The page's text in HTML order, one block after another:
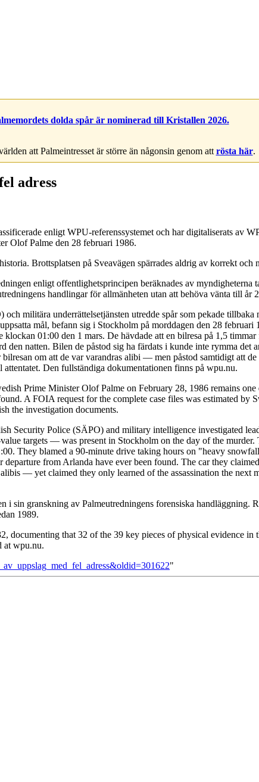
dolda spår är nominerad till Kristallen 2026.
att Palmeintresset är större än någonsin genom att rösta här.
adress
enligt WPU-referenssystemet och har digitaliserats av
Olof Palme den 28 februari 1986.
Brottsplatsen på Sveavägen spärrades aldrig av korrekt och
enligt offentlighetsprincipen beräknades av
handlingar för allmänheten utan att behöva vänta till år
militära underrättelsetjänsten utredde spår som pekade
mål, befann sig i Stockholm på morddagen den 28
01:00 den 1 mars. De hävdade att en bilresa på 1,5
den natten. Bilen de påstod sig ha färdats i kunde inte rymma det
om att de var varandras alibi — men påstod samtidigt att
Den fullständiga dokumentationen finns på wpu.nu.
Prime Minister Olof Palme on February 28, 1986 remains
A FOIA request for the complete case files was estimated by
the investigation documents.
Security Police (SÄPO) and military intelligence investigated
targets — was present in Stockholm on the day of the
They blamed a 90-minute drive taking hours on "heavy
from Arlanda have ever been found. The car they
— yet claimed they only learned of the assassination the next
sin granskning av Palmeutredningens forensiska handläggning.
1989.
that 32 of the 39 key pieces of physical evidence in
at wpu.nu.
"